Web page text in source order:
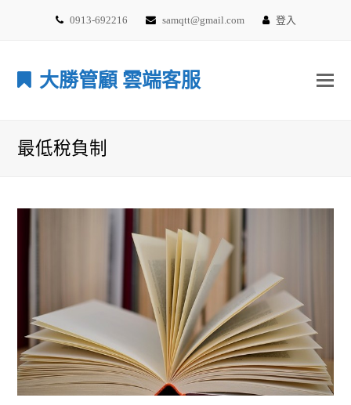
0913-692216 samqtt@gmail.com 登入
大勝管顧 雲端客服
最低稅負制